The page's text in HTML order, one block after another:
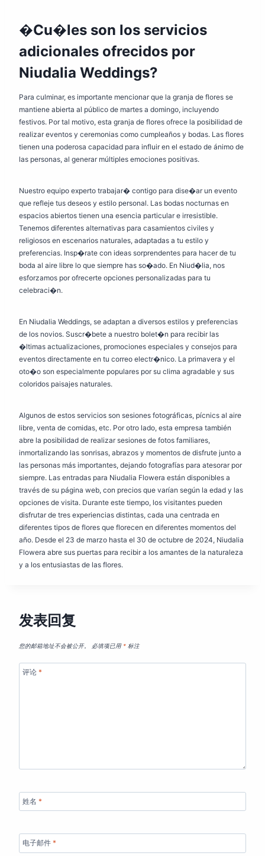
�Cu�les son los servicios
adicionales ofrecidos por
Niudalia Weddings?
Para culminar, es importante mencionar que la granja de flores se
mantiene abierta al público de martes a domingo, incluyendo
festivos. Por tal motivo, esta granja de flores ofrece la posibilidad de
realizar eventos y ceremonias como cumpleaños y bodas. Las flores
tienen una poderosa capacidad para influir en el estado de ánimo de
las personas, al generar múltiples emociones positivas.
Nuestro equipo experto trabajar� contigo para dise�ar un evento
que refleje tus deseos y estilo personal. Las bodas nocturnas en
espacios abiertos tienen una esencia particular e irresistible.
Tenemos diferentes alternativas para casamientos civiles y
religiosos en escenarios naturales, adaptadas a tu estilo y
preferencias. Insp�rate con ideas sorprendentes para hacer de tu
boda al aire libre lo que siempre has so�ado. En Niud�lia, nos
esforzamos por ofrecerte opciones personalizadas para tu
celebraci�n.
En Niudalia Weddings, se adaptan a diversos estilos y preferencias
de los novios. Suscr�bete a nuestro bolet�n para recibir las
�ltimas actualizaciones, promociones especiales y consejos para
eventos directamente en tu correo electr�nico. La primavera y el
oto�o son especialmente populares por su clima agradable y sus
coloridos paisajes naturales.
Algunos de estos servicios son sesiones fotográficas, pícnics al aire
libre, venta de comidas, etc. Por otro lado, esta empresa también
abre la posibilidad de realizar sesiones de fotos familiares,
inmortalizando las sonrisas, abrazos y momentos de disfrute junto a
las personas más importantes, dejando fotografías para atesorar por
siempre. Las entradas para Niudalia Flowera están disponibles a
través de su página web, con precios que varían según la edad y las
opciones de visita. Durante este tiempo, los visitantes pueden
disfrutar de tres experiencias distintas, cada una centrada en
diferentes tipos de flores que florecen en diferentes momentos del
año. Desde el 23 de marzo hasta el 30 de octubre de 2024, Niudalia
Flowera abre sus puertas para recibir a los amantes de la naturaleza
y a los entusiastas de las flores.
发表回复
您的邮箱地址不会被公开。 必填项已用 * 标注
评论 *
姓名 *
电子邮件 *